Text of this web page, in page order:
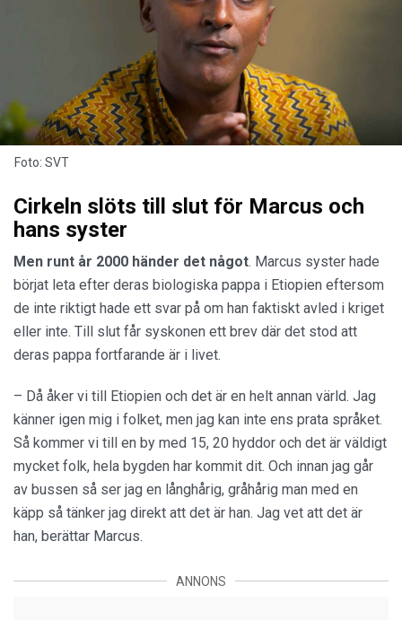
Foto: SVT
Cirkeln slöts till slut för Marcus och
hans syster
Men runt år 2000 händer det något. Marcus syster hade
börjat leta efter deras biologiska pappa i Etiopien eftersom
de inte riktigt hade ett svar på om han faktiskt avled i kriget
eller inte. Till slut får syskonen ett brev där det stod att
deras pappa fortfarande är i livet.
– Då åker vi till Etiopien och det är en helt annan värld. Jag
känner igen mig i folket, men jag kan inte ens prata språket.
Så kommer vi till en by med 15, 20 hyddor och det är väldigt
mycket folk, hela bygden har kommit dit. Och innan jag går
av bussen så ser jag en långhårig, gråhårig man med en
käpp så tänker jag direkt att det är han. Jag vet att det är
han, berättar Marcus.
ANNONS